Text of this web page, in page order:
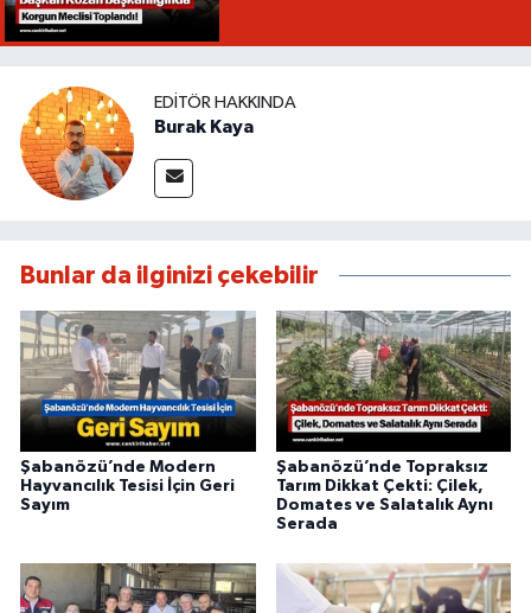
EDITÖR HAKKINDA
Burak Kaya
Bunlar da ilginizi çekebilir
Şabanözü’nde Modern
Hayvancılık Tesisi İçin Geri
Sayım
Şabanözü’nde Topraksız
Tarım Dikkat Çekti: Çilek,
Domates ve Salatalık Aynı
Serada